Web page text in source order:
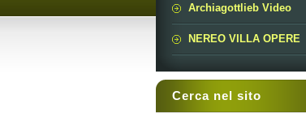
Archiagottlieb Video
NEREO VILLA OPERE
Cerca nel sito